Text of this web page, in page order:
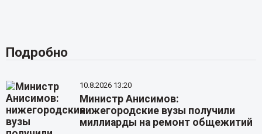
Подробно
10.8.2026 13:20
Министр Анисимов:
нижегородские вузы получили
миллиарды на ремонт общежитий